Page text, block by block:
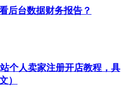
后台数据财务报告？
个人卖家注册开店教程，具
）